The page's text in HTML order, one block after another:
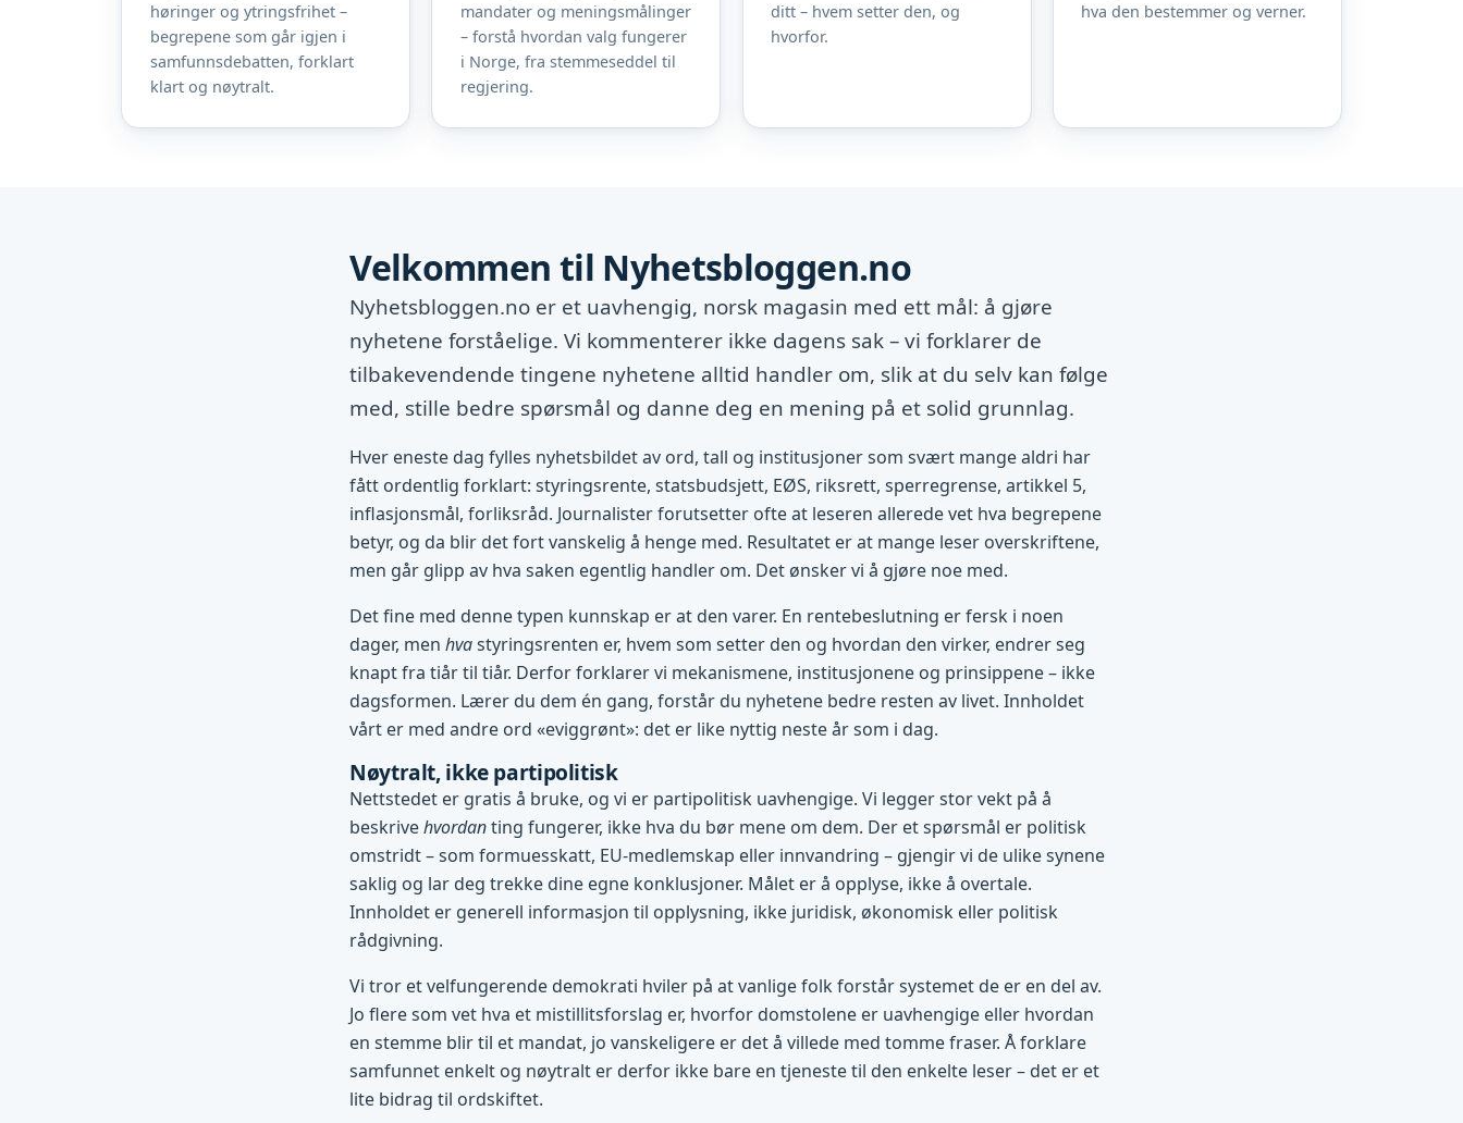
høringer og ytringsfrihet –
begrepene som går igjen i
samfunnsdebatten, forklart
klart og nøytralt.
mandater og meningsmålinger
– forstå hvordan valg fungerer
i Norge, fra stemmeseddel til
regjering.
ditt – hvem setter den, og
hvorfor.
hva den bestemmer og verner.
Velkommen til Nyhetsbloggen.no
Nyhetsbloggen.no er et uavhengig, norsk magasin med ett mål: å gjøre
nyhetene forståelige. Vi kommenterer ikke dagens sak – vi forklarer de
tilbakevendende tingene nyhetene alltid handler om, slik at du selv kan følge
med, stille bedre spørsmål og danne deg en mening på et solid grunnlag.
Hver eneste dag fylles nyhetsbildet av ord, tall og institusjoner som svært mange aldri har
fått ordentlig forklart: styringsrente, statsbudsjett, EØS, riksrett, sperregrense, artikkel 5,
inflasjonsmål, forliksråd. Journalister forutsetter ofte at leseren allerede vet hva begrepene
betyr, og da blir det fort vanskelig å henge med. Resultatet er at mange leser overskriftene,
men går glipp av hva saken egentlig handler om. Det ønsker vi å gjøre noe med.
Det fine med denne typen kunnskap er at den varer. En rentebeslutning er fersk i noen
dager, menhvastyringsrenten er, hvem som setter den og hvordan den virker, endrer seg
knapt fra tiår til tiår. Derfor forklarer vi mekanismene, institusjonene og prinsippene – ikke
dagsformen. Lærer du dem én gang, forstår du nyhetene bedre resten av livet. Innholdet
vårt er med andre ord «eviggrønt»: det er like nyttig neste år som i dag.
Nøytralt, ikke partipolitisk
Nettstedet er gratis å bruke, og vi er partipolitisk uavhengige. Vi legger stor vekt på å
beskrivehvordanting fungerer, ikke hva du bør mene om dem. Der et spørsmål er politisk
omstridt – som formuesskatt, EU-medlemskap eller innvandring – gjengir vi de ulike synene
saklig og lar deg trekke dine egne konklusjoner. Målet er å opplyse, ikke å overtale.
Innholdet er generell informasjon til opplysning, ikke juridisk, økonomisk eller politisk
rådgivning.
Vi tror et velfungerende demokrati hviler på at vanlige folk forstår systemet de er en del av.
Jo flere som vet hva et mistillitsforslag er, hvorfor domstolene er uavhengige eller hvordan
en stemme blir til et mandat, jo vanskeligere er det å villede med tomme fraser. Å forklare
samfunnet enkelt og nøytralt er derfor ikke bare en tjeneste til den enkelte leser – det er et
lite bidrag til ordskiftet.